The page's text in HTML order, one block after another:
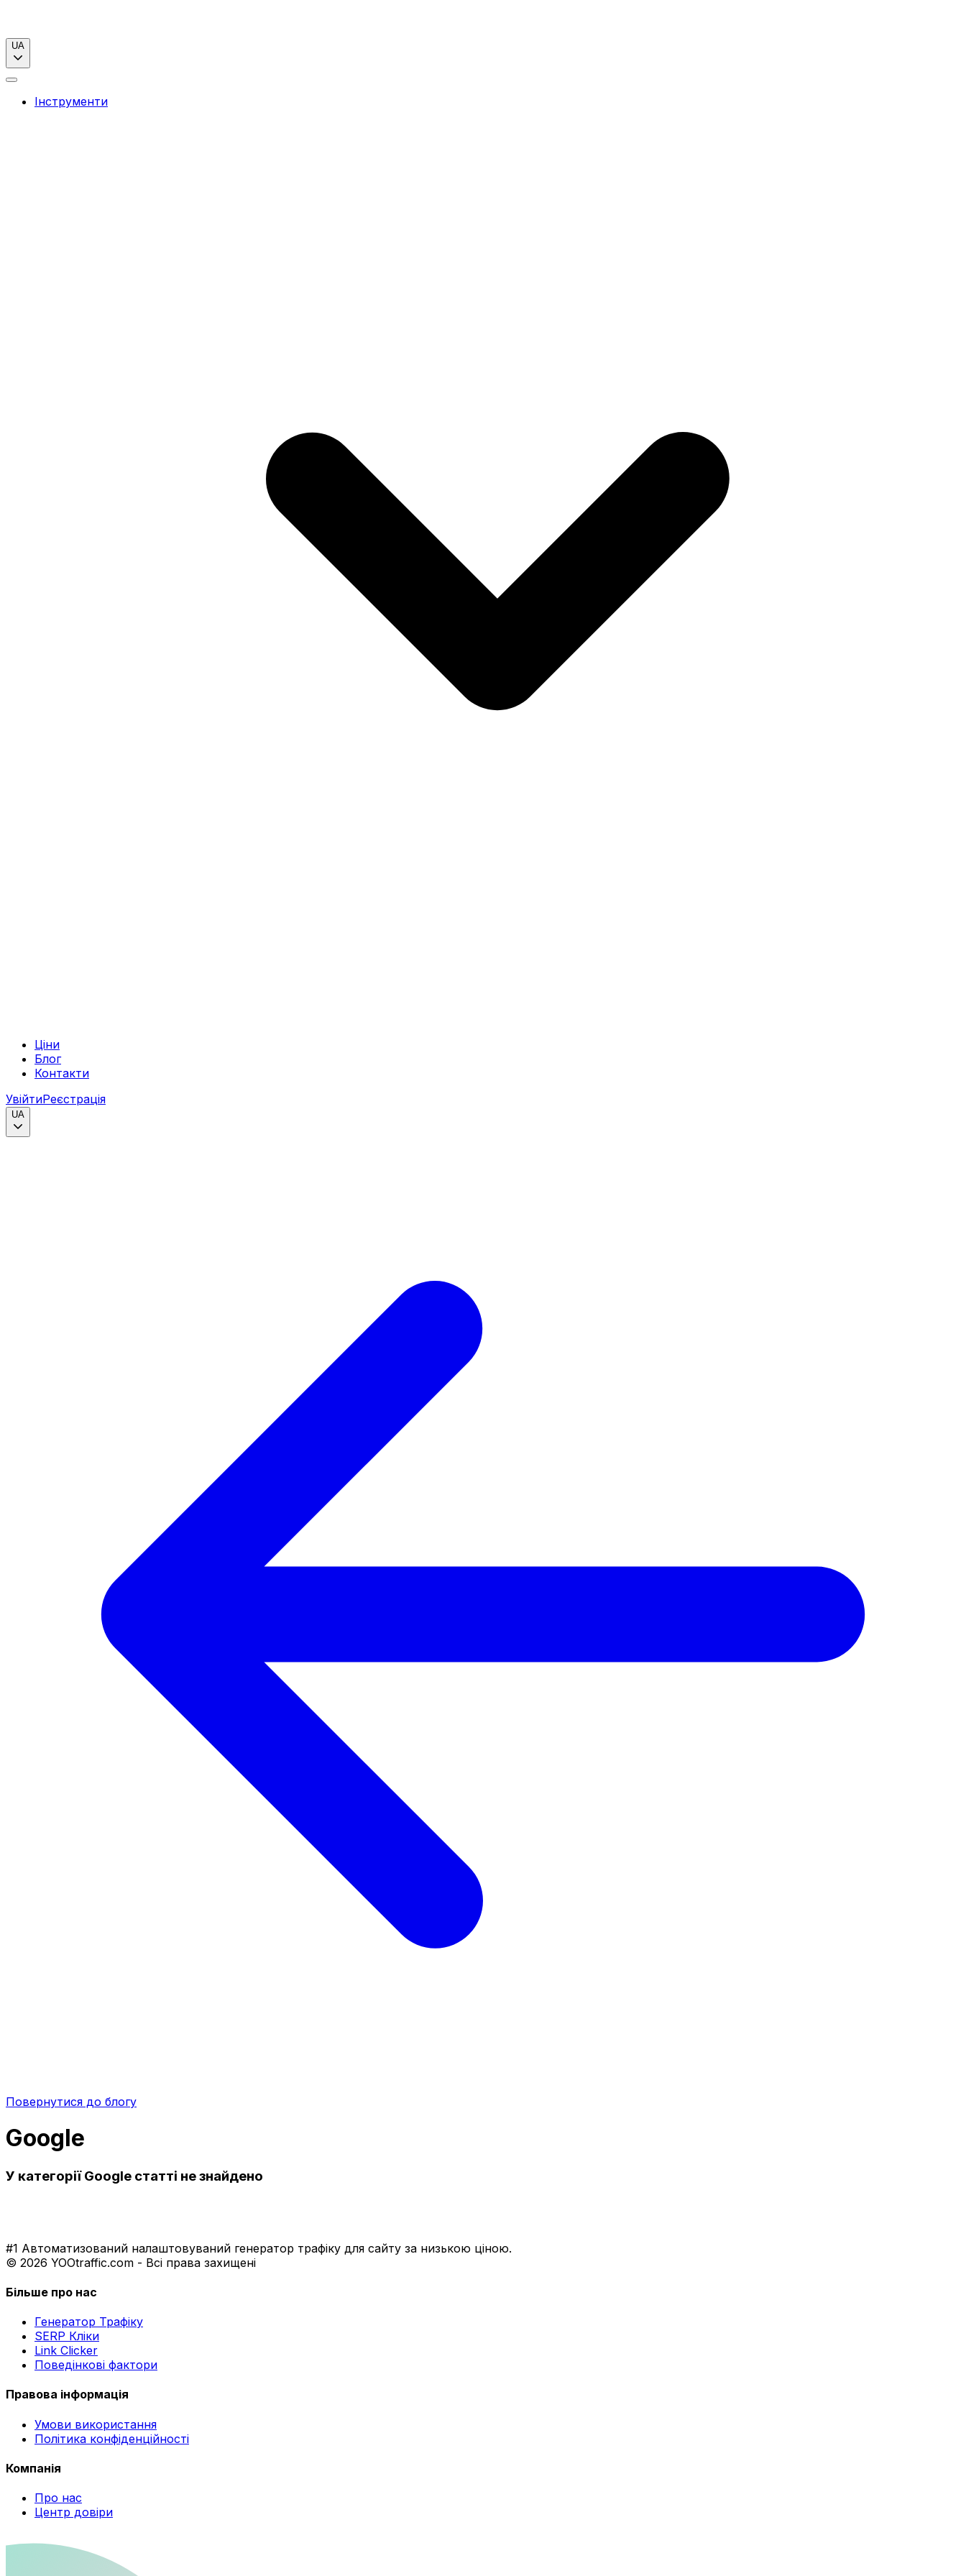
UA
Інструменти
Ціни
Блог
Контакти
УвійтиРеєстрація
UA
Повернутися до блогу
Google
У категорії Google статті не знайдено
#1 Автоматизований налаштовуваний генератор трафіку для сайту за низькою ціною.
© 2026 YOOtraffic.com - Всі права захищені
Більше про нас
Генератор Трафіку
SERP Кліки
Link Clicker
Поведінкові фактори
Правова інформація
Умови використання
Політика конфіденційності
Компанія
Про нас
Центр довіри